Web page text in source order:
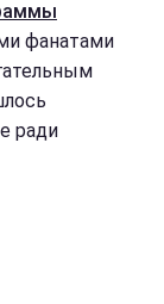
фанатами
ради